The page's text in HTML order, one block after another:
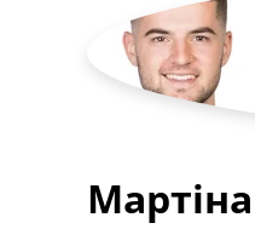
Конкурс
Логін
Турніри